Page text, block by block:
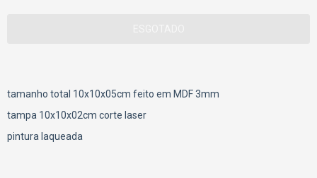
tamanho total 10x10x05cm feito em MDF 3mm
tampa 10x10x02cm corte laser
pintura laqueada